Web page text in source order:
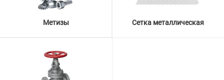
Метизы Сетка металлическая